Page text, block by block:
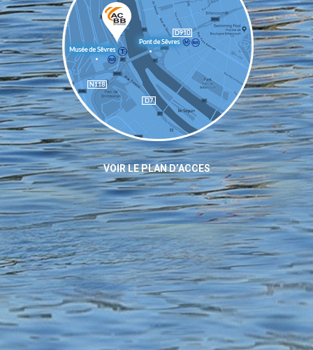
VOIR LE PLAN D’ACCES